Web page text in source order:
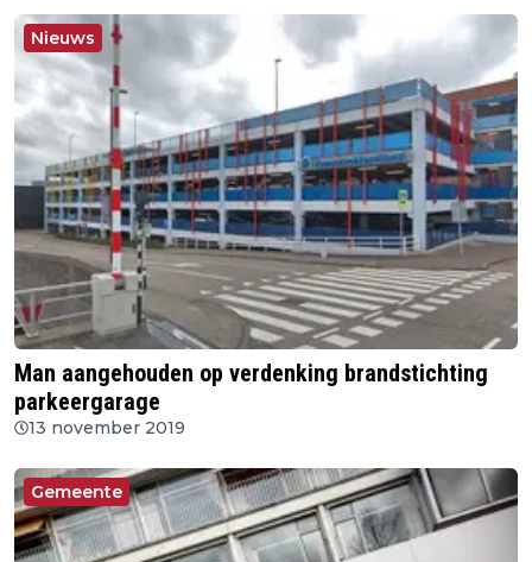
Nieuws
Man aangehouden op verdenking brandstichting
parkeergarage
13 november 2019
Gemeente